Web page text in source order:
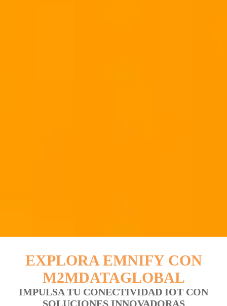
EXPLORA EMNIFY CON
M2MDATAGLOBAL
IMPULSA TU CONECTIVIDAD IOT CON
SOLUCIONES INNOVADORAS